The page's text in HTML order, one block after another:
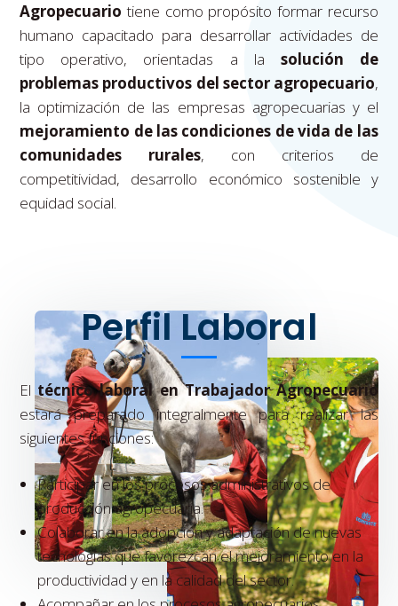
Agropecuario tiene como propósito formar recurso
humano capacitado para desarrollar actividades de
tipo operativo, orientadas a la solución de
problemas productivos del sector agropecuario,
la optimización de las empresas agropecuarias y el
mejoramiento de las condiciones de vida de las
comunidades rurales, con criterios de
competitividad, desarrollo económico sostenible y
equidad social.
Perfil Laboral
Eltécnico laboral en Trabajador Agropecuario
estará preparado integralmente para realizar las
siguientes funciones:
Participar en los procesos administrativos de
producción agropecuaria.
Colaborar en la adopción y adaptación de nuevas
tecnologías que favorezcan el mejoramiento en la
productividad y en la calidad del sector.